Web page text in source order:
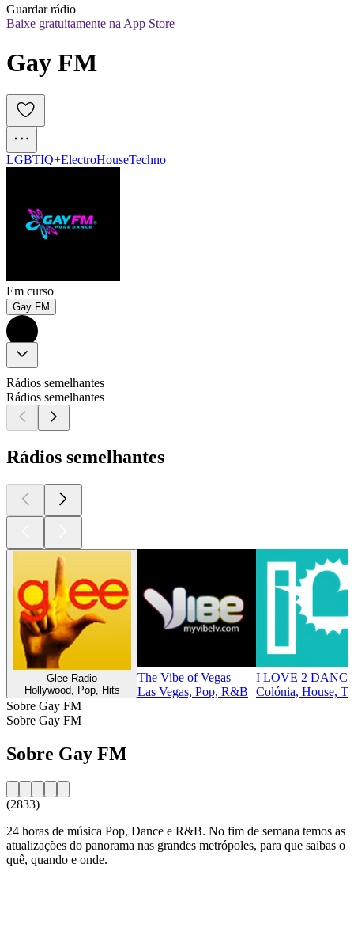
Guardar rádio
Baixe gratuitamente na App Store
Gay FM
LGBTIQ+ElectroHouseTechno
Em curso
Gay FM
Rádios semelhantes
Rádios semelhantes
Rádios semelhantes
Glee Radio
Hollywood, Pop, Hits
The Vibe of Vegas
Las Vegas, Pop, R&B
I LOVE 2
Colónia, House,
Sobre Gay FM
Sobre Gay FM
Sobre Gay FM
(2833)
24 horas de música Pop, Dance e R&B. No fim de semana temos as
atualizações do panorama nas grandes metrópoles, para que saibas o
quê, quando e onde.